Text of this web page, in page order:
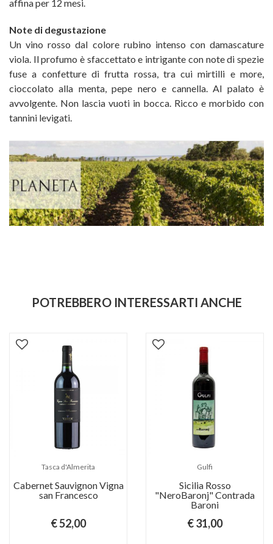
affina per 12 mesi.
Note di degustazione
Un vino rosso dal colore rubino intenso con damascature
viola. Il profumo è sfaccettato e intrigante con note di spezie
fuse a confetture di frutta rossa, tra cui mirtilli e more,
cioccolato alla menta, pepe nero e cannella. Al palato è
avvolgente. Non lascia vuoti in bocca. Ricco e morbido con
tannini levigati.
POTREBBERO INTERESSARTI ANCHE
Tasca d'Almerita
Cabernet Sauvignon Vigna
san Francesco
€ 52,00
Gulfi
Sicilia Rosso
"NeroBaronj" Contrada
Baroni
€ 31,00